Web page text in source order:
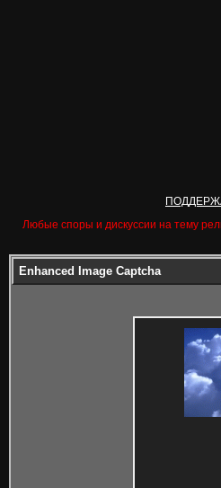
Любые споры и дискуссии на тему
Enhanced Image Captcha